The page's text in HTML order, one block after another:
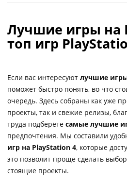
Лучшие игры на
топ игр
Если вас интересуют лучшие
поможет быстро понять, во что
очередь. Здесь собраны как уже
проекты, так и свежие релизы,
труда подберёте самые лучшие
предпочтения. Мы составили
игр на PlayStation 4, которые
это позволит проще сделать
стоящие проекты.